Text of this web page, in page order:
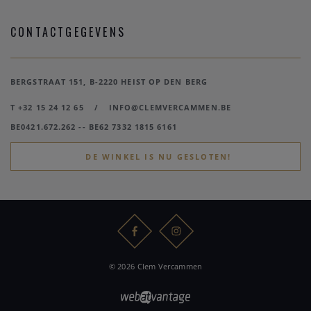
CONTACTGEGEVENS
BERGSTRAAT 151, B-2220 HEIST OP DEN BERG
T +32 15 24 12 65 /
INFO@CLEMVERCAMMEN.BE
BE0421.672.262 -- BE62 7332 1815 6161
DE WINKEL IS NU GESLOTEN!
© 2026 Clem Vercammen